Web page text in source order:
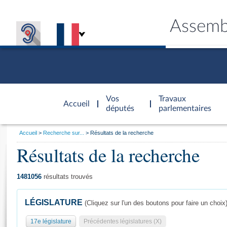
Accueil
d'accueil
Vos
députés
Travaux
parlementaires
Général
Vous
Accueil Recherche sur... Résultats de la recherche
Résultats de la recherche
1481056 résultats trouvés
LÉGISLATURE (Cliquez sur l'un des boutons pour faire un choix)
17e législature Précédentes législatures (X)